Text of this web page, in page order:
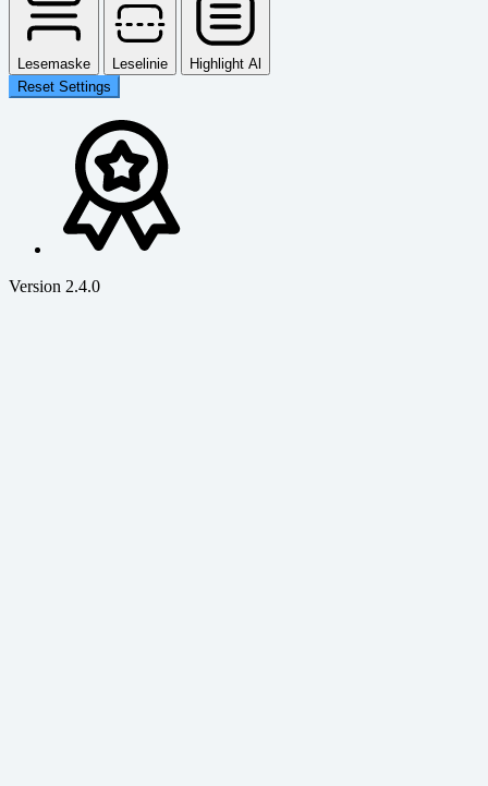
Lesemaske Leselinie
Highlight Al
Reset Settings
Version 2.4.0